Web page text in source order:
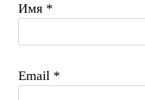
Имя *
Email *